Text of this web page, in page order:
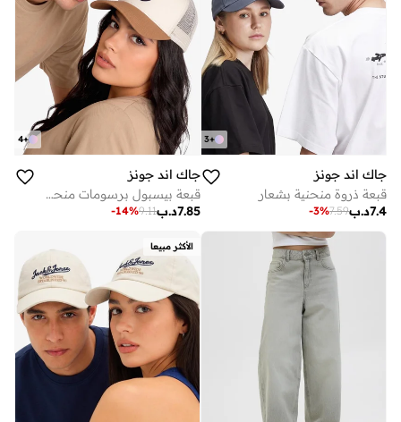
+
3
جاك اند جونز
قبعة ذروة منحنية بشعار
د.ب7.4
7.59
-3%
+
4
جاك اند جونز
قبعة بيسبول برسومات منحنية
د.ب7.85
9.11
-14%
الأكثر مبيعا